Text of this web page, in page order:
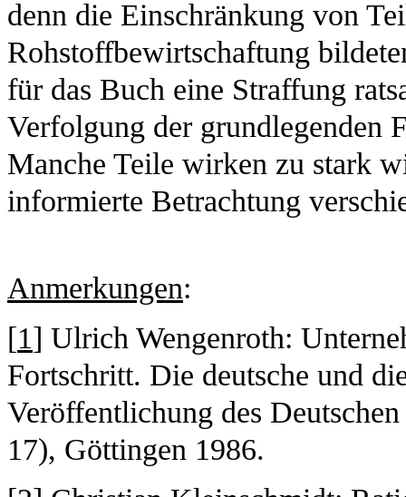
denn die Einschränkung von
Rohstoffbewirtschaftung
für das Buch eine Straffung
Verfolgung der grundlegenden
Manche Teile wirken zu stark
informierte Betrachtung
Anmerkungen:
[1] Ulrich Wengenroth:
Fortschritt. Die deutsche und
Veröffentlichung des
17), Göttingen 1986.